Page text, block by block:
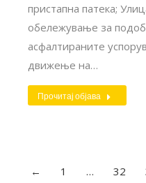
пристапна патека;
обележување за
асфалтираните
движење на…
Прочитај објава
← 1 … 32